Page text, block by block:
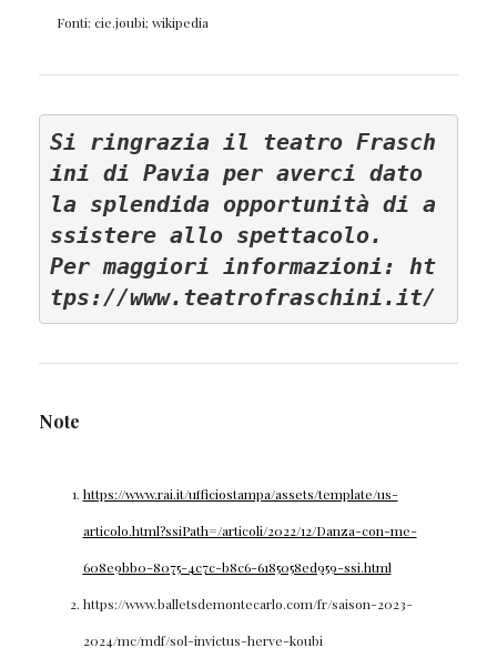
Fonti: cie.joubi; wikipedia
Si ringrazia il teatro Frasch
ini di Pavia per averci dato
la splendida opportunità di a
ssistere allo spettacolo.
Per maggiori informazioni: ht
tps://www.teatrofraschini.it/
Note
https://www.rai.it/ufficiostampa/assets/template/us-
articolo.html?ssiPath=/articoli/2022/12/Danza-con-me-
608e9bb0-8075-4c7c-b8c6-6185058ed959-ssi.html
https://www.balletsdemontecarlo.com/fr/saison-2023-
2024/mc/mdf/sol-invictus-herve-koubi